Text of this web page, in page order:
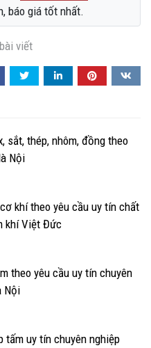
báo giá tốt nhất.
viết
sắt, thép, nhôm, đồng theo
Nội
khí theo yêu cầu uy tín chất
khí Việt Đức
theo yêu cầu uy tín chuyên
Nội
tấm uy tín chuyên nghiệp